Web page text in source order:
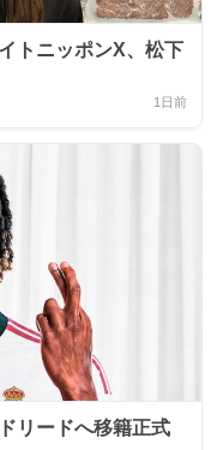
トニッポンX、松下
1日前
リードへ移籍正式